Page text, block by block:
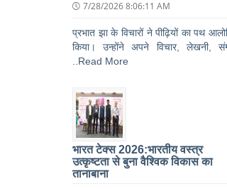
7/28/2026 8:06:11 AM
प्रभात झा के विचारों ने पीढ़ियों का पथ
किया। उन्होंने अपने विचार, लेखनी,
..Read More
भारत टेक्स 2026:भारतीय वस्त्र
उत्कृष्टता से बुना वैश्विक विकास का
तानाबाना